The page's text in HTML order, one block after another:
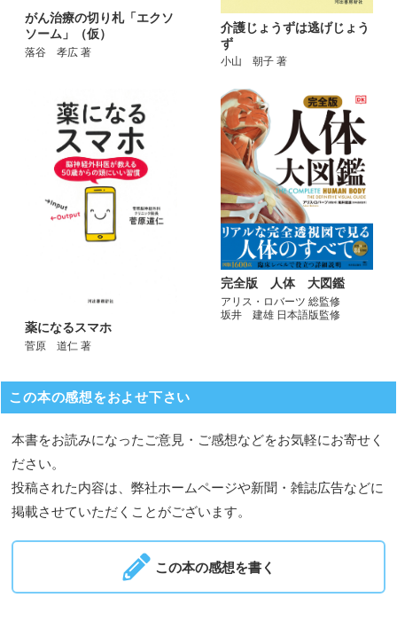
がん治療の切り札「エクソ
ソーム」（仮）
落谷 孝広 著
介護じょうずは逃げじょう
ず
小山 朝子 著
薬になるスマホ
菅原 道仁 著
完全版 人体 大図鑑
アリス・ロバーツ 総監修
坂井 建雄 日本語版監修
この本の感想をおよせ下さい
本書をお読みになったご意見・ご感想などをお気軽にお寄せく
ださい。
投稿された内容は、弊社ホームページや新聞・雑誌広告などに
掲載させていただくことがございます。
この本の感想を書く